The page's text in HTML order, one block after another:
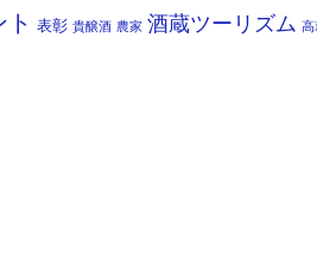
表彰 貴醸酒 農家 酒蔵ツーリズム 高